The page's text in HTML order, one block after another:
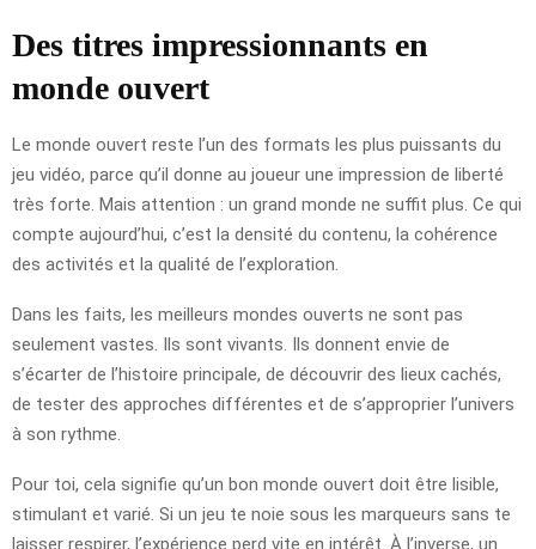
Des titres impressionnants en
monde ouvert
Le monde ouvert reste l’un des formats les plus puissants du
jeu vidéo, parce qu’il donne au joueur une impression de liberté
très forte. Mais attention : un grand monde ne suffit plus. Ce qui
compte aujourd’hui, c’est la densité du contenu, la cohérence
des activités et la qualité de l’exploration.
Dans les faits, les meilleurs mondes ouverts ne sont pas
seulement vastes. Ils sont vivants. Ils donnent envie de
s’écarter de l’histoire principale, de découvrir des lieux cachés,
de tester des approches différentes et de s’approprier l’univers
à son rythme.
Pour toi, cela signifie qu’un bon monde ouvert doit être lisible,
stimulant et varié. Si un jeu te noie sous les marqueurs sans te
laisser respirer, l’expérience perd vite en intérêt. À l’inverse, un